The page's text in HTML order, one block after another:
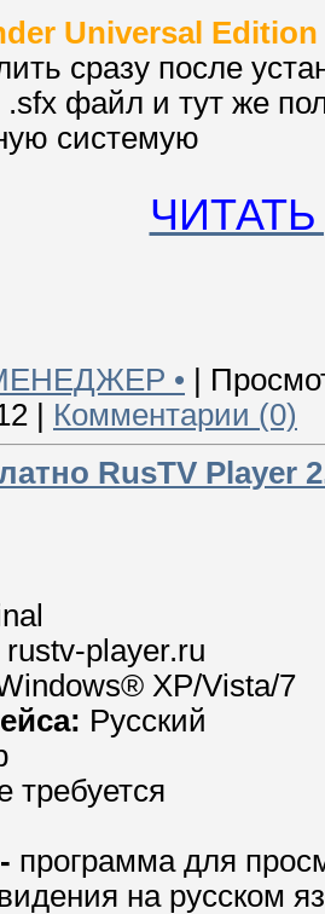
Universal Edition
сразу после
файл и тут же
системую
•
Комментарии (0)
RusTV Player
rustv-player.ru
XP/Vista/7
Русский
требуется
программа для
на русском